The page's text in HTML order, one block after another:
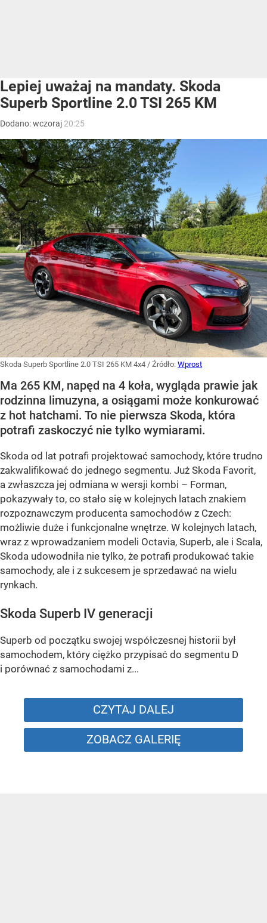
Lepiej uważaj na mandaty. Skoda
Superb Sportline 2.0 TSI 265 KM
Dodano:wczoraj 20:25
Skoda Superb Sportline 2.0 TSI 265 KM 4x4 / Źródło: Wprost
Ma 265 KM, napęd na 4 koła, wygląda prawie jak
rodzinna limuzyna, a osiągami może konkurować
z hot hatchami. To nie pierwsza Skoda, która
potrafi zaskoczyć nie tylko wymiarami.
Skoda od lat potrafi projektować samochody, które trudno
zakwalifikować do jednego segmentu. Już Skoda Favorit,
a zwłaszcza jej odmiana w wersji kombi – Forman,
pokazywały to, co stało się w kolejnych latach znakiem
rozpoznawczym producenta samochodów z Czech:
możliwie duże i funkcjonalne wnętrze. W kolejnych latach,
wraz z wprowadzaniem modeli Octavia, Superb, ale i Scala,
Skoda udowodniła nie tylko, że potrafi produkować takie
samochody, ale i z sukcesem je sprzedawać na wielu
rynkach.
Skoda Superb IV generacji
Superb od początku swojej współczesnej historii był
samochodem, który ciężko przypisać do segmentu D
i porównać z samochodami z...
CZYTAJ DALEJ
ZOBACZ GALERIĘ